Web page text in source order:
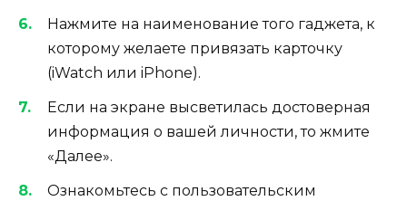
Нажмите на наименование того гаджета, к
которому желаете привязать карточку
(iWatch или iPhone).
Если на экране высветилась достоверная
информация о вашей личности, то жмите
«Далее».
Ознакомьтесь с пользовательским